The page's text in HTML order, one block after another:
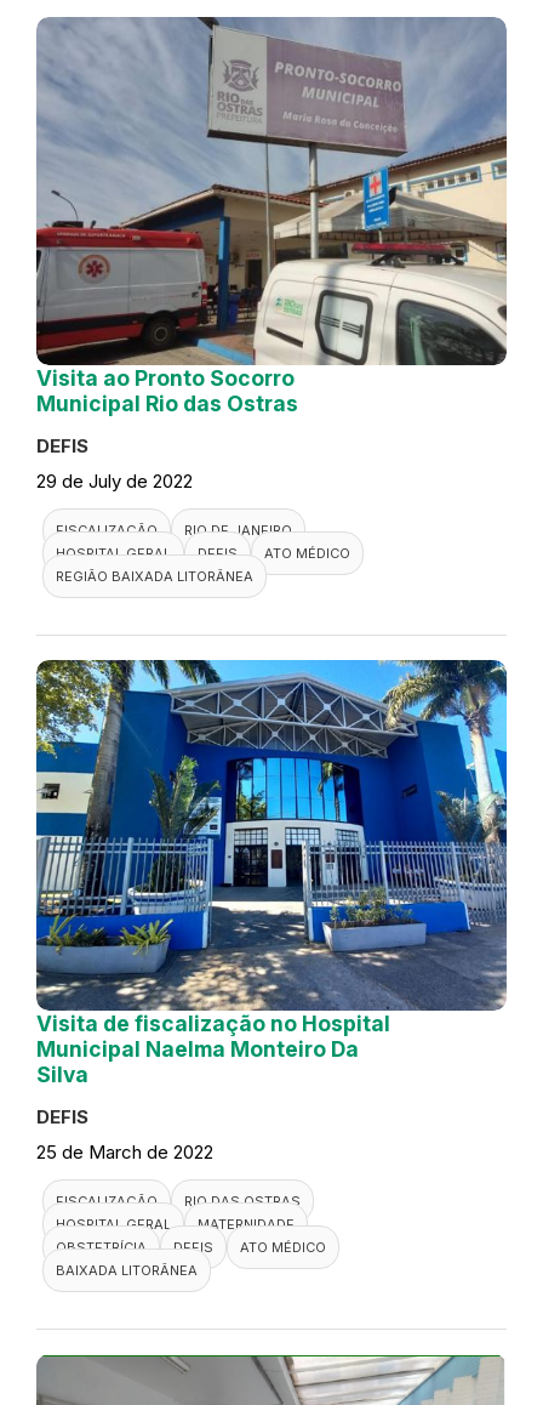
Visita ao Pronto Socorro
Municipal Rio das Ostras
DEFIS
29 de July de 2022
FISCALIZAÇÃO
RIO DE JANEIRO
HOSPITAL GERAL
DEFIS
ATO MÉDICO
REGIÃO BAIXADA LITORÂNEA
Visita de fiscalização no Hospital
Municipal Naelma Monteiro Da
Silva
DEFIS
25 de March de 2022
FISCALIZAÇÃO
RIO DAS OSTRAS
HOSPITAL GERAL
MATERNIDADE
OBSTETRÍCIA
DEFIS
ATO MÉDICO
BAIXADA LITORÂNEA